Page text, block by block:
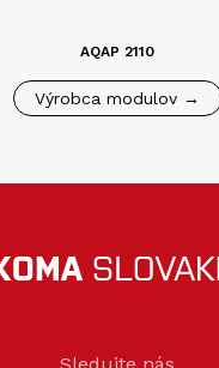
AQAP 2110
Výrobca modulov →